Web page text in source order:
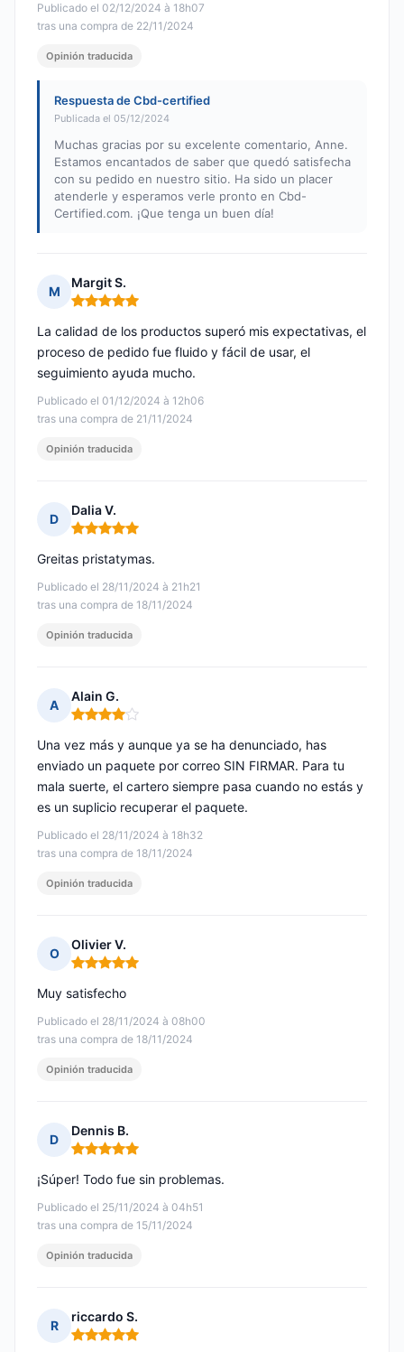
Publicado el 02/12/2024 à 18h07
tras una compra de 22/11/2024
Opinión traducida
Respuesta de Cbd-certified
Publicada el 05/12/2024
Muchas gracias por su excelente comentario, Anne.
Estamos encantados de saber que quedó satisfecha
con su pedido en nuestro sitio. Ha sido un placer
atenderle y esperamos verle pronto en Cbd-
Certified.com. ¡Que tenga un buen día!
M
Margit S.
Nota: 5 de 5
Publicado el 01/12/2024 à 12h06
tras una compra de 21/11/2024
La calidad de los productos superó mis expectativas, el
proceso de pedido fue fluido y fácil de usar, el
seguimiento ayuda mucho.
Opinión traducida
D
Dalia V.
Nota: 5 de 5
Publicado el 28/11/2024 à 21h21
tras una compra de 18/11/2024
Greitas pristatymas.
Opinión traducida
A
Alain G.
Nota: 4 de 5
Publicado el 28/11/2024 à 18h32
tras una compra de 18/11/2024
Una vez más y aunque ya se ha denunciado, has
enviado un paquete por correo SIN FIRMAR. Para tu
mala suerte, el cartero siempre pasa cuando no estás y
es un suplicio recuperar el paquete.
Opinión traducida
O
Olivier V.
Nota: 5 de 5
Publicado el 28/11/2024 à 08h00
tras una compra de 18/11/2024
Muy satisfecho
Opinión traducida
D
Dennis B.
Nota: 5 de 5
Publicado el 25/11/2024 à 04h51
tras una compra de 15/11/2024
¡Súper! Todo fue sin problemas.
Opinión traducida
R
riccardo S.
Nota: 5 de 5